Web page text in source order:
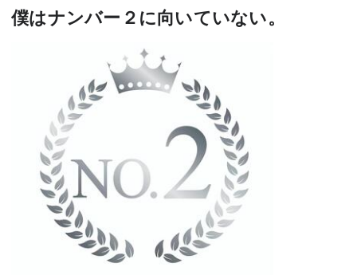
僕はナンバー２に向いていない。